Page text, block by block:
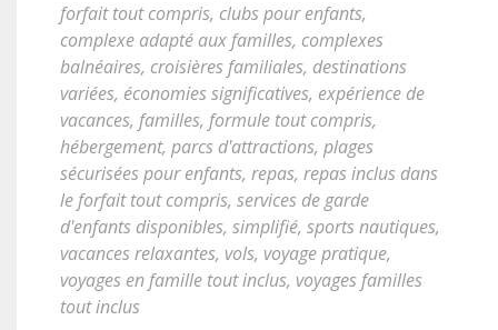
forfait tout compris, clubs pour enfants,
complexe adapté aux familles, complexes
balnéaires, croisières familiales, destinations
variées, économies significatives, expérience de
vacances, familles, formule tout compris,
hébergement, parcs d'attractions, plages
sécurisées pour enfants, repas, repas inclus dans
le forfait tout compris, services de garde
d'enfants disponibles, simplifié, sports nautiques,
vacances relaxantes, vols, voyage pratique,
voyages en famille tout inclus, voyages familles
tout inclus